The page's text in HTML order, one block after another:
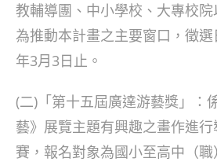
教輔導團、中小學校、大專校
為推動本計畫之主要窗口，徵
年3月3日止。
(二)「第十五屆廣達游藝獎」：
藝》展覽主題有興趣之畫作進
賽，報名對象為國小至高中（